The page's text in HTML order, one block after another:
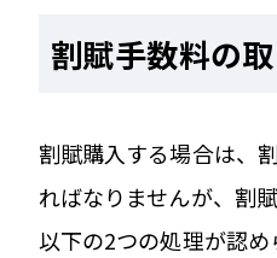
割賦手数料の
割賦購入する場合は、
ればなりませんが、割
以下の2つの処理が認め